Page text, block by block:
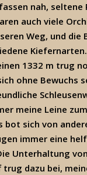
nah, seltene
auch viele
Weg, und die
1332 m trug
ohne Bewuchs
meine Leine
bot sich von
immer eine
Unterhaltung
dazu bei,